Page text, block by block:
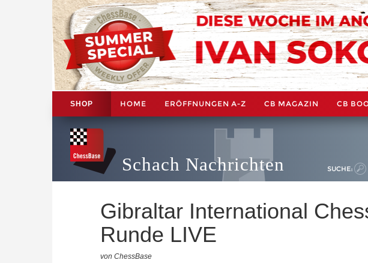
SHOP HOME ERÖFFNUNGEN A-Z CB MAGAZIN CB
Schach Nachrichten SUCHE:
Gibraltar International
Runde LIVE
von ChessBase